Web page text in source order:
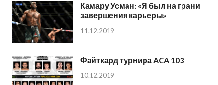
Камару Усман: «Я был на грани
завершения карьеры»
11.12.2019
Файткард турнира ACA 103
10.12.2019